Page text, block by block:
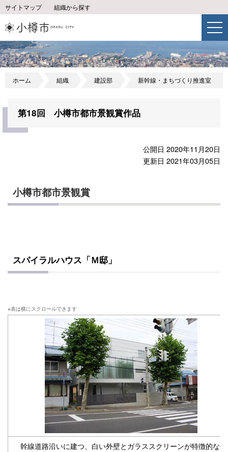
サイトマップ 組織から探す
ホーム 組織 建設部 新幹線・まちづくり推進室
第18回 小樽市都市景観賞作品
公開日 2020年11月20日
更新日 2021年03月05日
小樽市都市景観賞
スパイラルハウス「Ｍ邸」
幹線道路沿いに建つ、白い外壁とガラススクリーンが特徴的な